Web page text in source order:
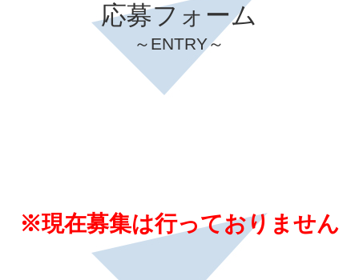
応募フォーム
～ENTRY～
※現在募集は行っておりません